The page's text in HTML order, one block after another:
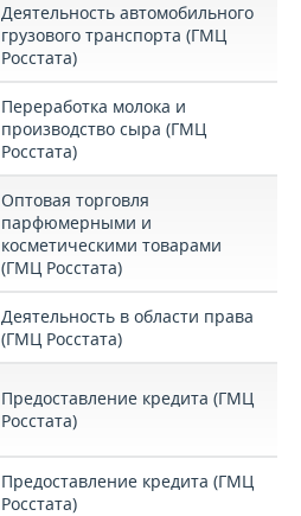
Деятельность автомобильного
грузового транспорта (ГМЦ
Росстата)
Переработка молока и
производство сыра (ГМЦ
Росстата)
Оптовая торговля
парфюмерными и
косметическими товарами
(ГМЦ Росстата)
Деятельность в области права
(ГМЦ Росстата)
Предоставление кредита (ГМЦ
Росстата)
Предоставление кредита (ГМЦ
Росстата)